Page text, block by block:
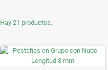
Hay 21 productos.